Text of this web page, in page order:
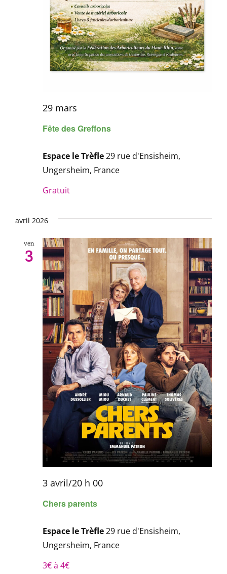
Fête des Greffons
29 mars
Espace le Trèfle29 rue d'Ensisheim,
Ungersheim, France
Gratuit
avril 2026
ven
3
Chers parents
3 avril/20 h 00
Espace le Trèfle29 rue d'Ensisheim,
Ungersheim, France
3€ à 4€